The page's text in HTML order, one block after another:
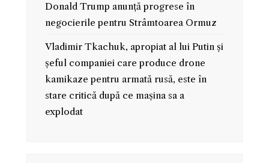
Donald Trump anunță progrese în
negocierile pentru Strâmtoarea Ormuz
Vladimir Tkachuk, apropiat al lui Putin și
șeful companiei care produce drone
kamikaze pentru armată rusă, este în
stare critică după ce mașina sa a
explodat